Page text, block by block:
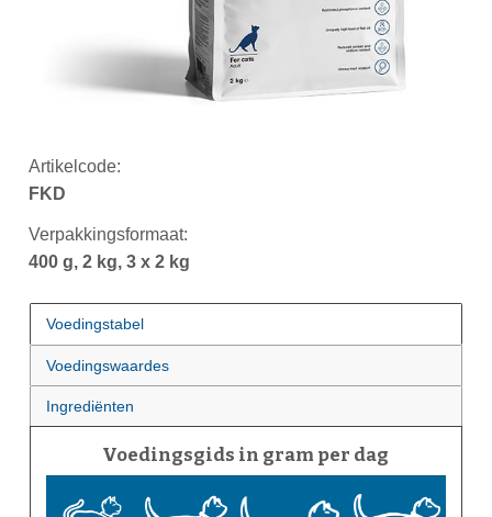
Artikelcode:
FKD
Verpakkingsformaat:
400 g, 2 kg, 3 x 2 kg
Voedingstabel
Voedingswaardes
Ingrediënten
Voedingsgids in gram per dag